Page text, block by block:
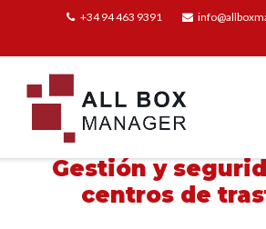
+34 94 463 9391
Gestión y
centros de